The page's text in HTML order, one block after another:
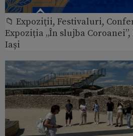
📁 Expoziţii, Festivaluri,
Expoziția „În slujba
Iași